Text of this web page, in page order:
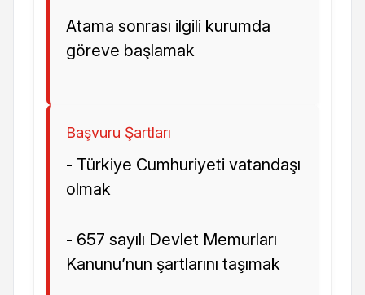
Atama sonrası ilgili kurumda
göreve başlamak
Başvuru Şartları
- Türkiye Cumhuriyeti vatandaşı
olmak
- 657 sayılı Devlet Memurları
Kanunu’nun şartlarını taşımak